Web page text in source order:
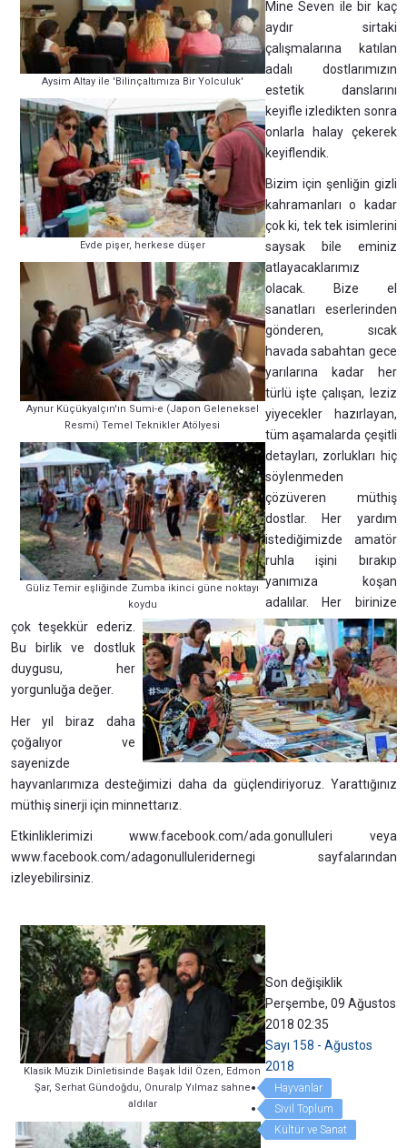
Aysim Altay ile 'Bilinçaltımıza Bir Yolculuk'
Evde pişer, herkese düşer
Aynur Küçükyalçın'ın Sumi-e (Japon Geleneksel
Resmi) Temel Teknikler Atölyesi
Güliz Temir eşliğinde Zumba ikinci güne noktayı
koydu
Mine Seven ile bir kaç
aydır sirtaki
çalışmalarına katılan
adalı dostlarımızın
estetik danslarını
keyifle izledikten sonra
onlarla halay çekerek
keyiflendik.
Bizim için şenliğin gizli
kahramanları o kadar
çok ki, tek tek isimlerini
saysak bile eminiz
atlayacaklarımız
olacak. Bize el
sanatları eserlerinden
gönderen, sıcak
havada sabahtan gece
yarılarına kadar her
türlü işte çalışan, leziz
yiyecekler hazırlayan,
tüm aşamalarda çeşitli
detayları, zorlukları hiç
söylenmeden
çözüveren müthiş
dostlar. Her yardım
istediğimizde amatör
ruhla işini bırakıp
yanımıza koşan
adalılar. Her birinize
çok teşekkür ederiz.
Bu birlik ve dostluk
duygusu, her
yorgunluğa değer.
Her yıl biraz daha
çoğalıyor ve
sayenizde
hayvanlarımıza desteğimizi daha da güçlendiriyoruz. Yarattığınız
müthiş sinerji için minnettarız.
Etkinliklerimizi www.facebook.com/ada.gonulluleri veya
www.facebook.com/adagonulluleridernegi sayfalarından
izleyebilirsiniz.
Klasik Müzik Dinletisinde Başak İdil Özen, Edmon
Şar, Serhat Gündoğdu, Onuralp Yılmaz sahne
aldılar
Son değişiklik
Perşembe, 09 Ağustos
2018 02:35
Sayı 158 - Ağustos
2018
Hayvanlar
Sivil Toplum
Kültür ve Sanat